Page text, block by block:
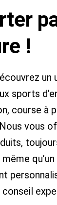
!
un
sports
course à
vous
qu’un